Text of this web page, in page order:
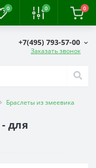
0 0 0
+7(495) 793-57-00
Заказать звонок
Браслеты из змеевика
для